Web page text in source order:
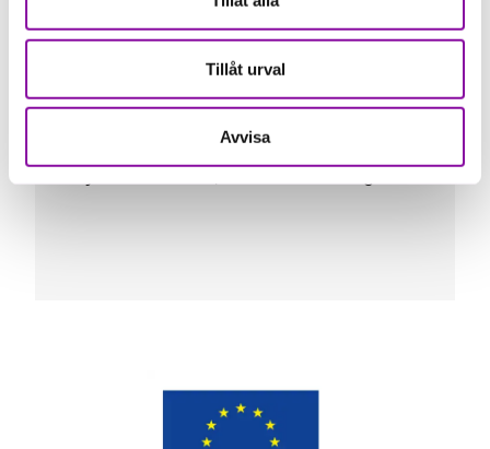
Tillåt urval
Avvisa
kunder ser vi goda möjligheter för
Digiclean att fortsätta växa i Norden
och på sikt internationellt."